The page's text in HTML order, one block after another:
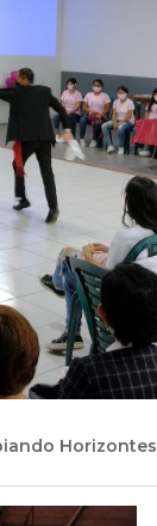
Horizontes